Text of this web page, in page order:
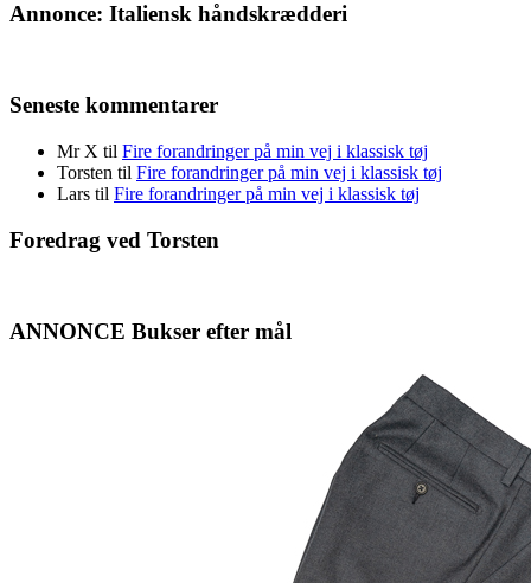
Annonce: Italiensk håndskrædderi
Seneste kommentarer
Mr X til Fire forandringer på min vej i klassisk tøj
Torsten til Fire forandringer på min vej i klassisk tøj
Lars til Fire forandringer på min vej i klassisk tøj
Foredrag ved Torsten
ANNONCE Bukser efter mål